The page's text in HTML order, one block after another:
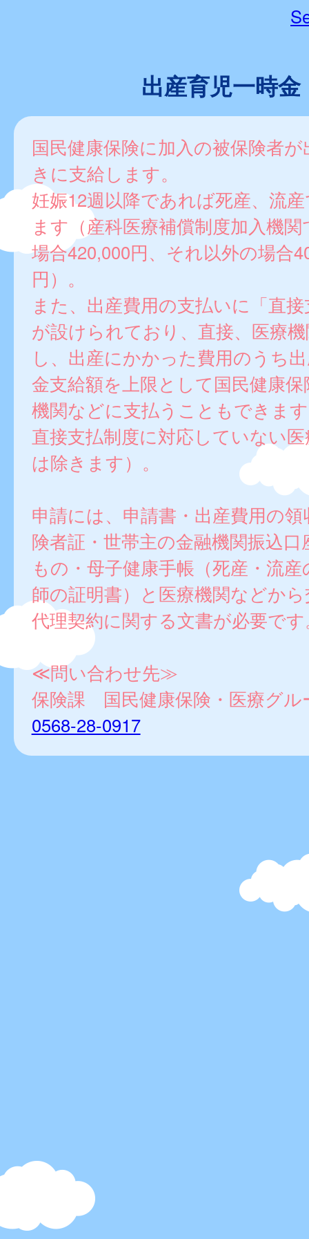
出産育児一時金
国民健康保険に加入の被保険者
きに支給します。
妊娠12週以降であれば死産、流
ます（産科医療補償制度加入機
場合420,000円、それ以外の場合
円）。
また、出産費用の支払いに「直
が設けられており、直接、医療
し、出産にかかった費用のうち
金支給額を上限として国民健康
機関などに支払うこともできま
直接支払制度に対応していない
は除きます）。
申請には、申請書・出産費用の領
険者証・世帯主の金融機関振込
もの・母子健康手帳（死産・流
師の証明書）と医療機関などか
代理契約に関する文書が必要で
≪問い合わせ先≫
保険課 国民健康保険・医療グル
0568-28-0917